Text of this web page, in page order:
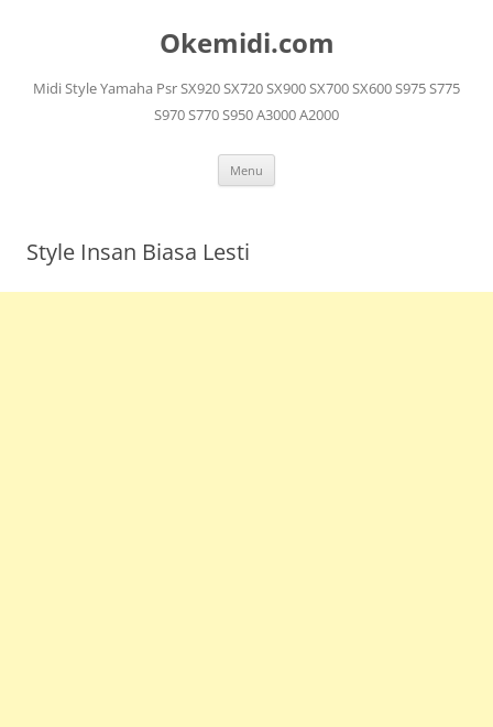
Okemidi.com
Midi Style Yamaha Psr SX920 SX720 SX900 SX700 SX600 S975 S775
S970 S770 S950 A3000 A2000
Menu
Style Insan Biasa Lesti